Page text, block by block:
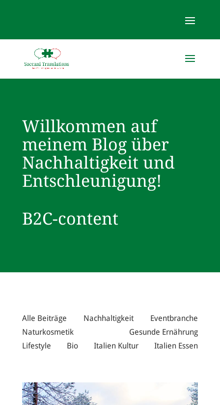
Willkommen auf
meinem Blog über
Nachhaltigkeit und
Entschleunigung!
B2C-content
Alle Beiträge Nachhaltigkeit
Eventbranche
Naturkosmetik
Gesunde Ernährung
Lifestyle
Bio Italien Kultur Italien Essen